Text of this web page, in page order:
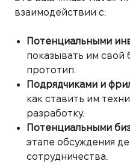
взаимодействии с:
Потенциальными
показывать им свой
прототип.
Подрядчиками и
как ставить им
разработку.
Потенциальными
этапе обсуждения
сотрудничества.